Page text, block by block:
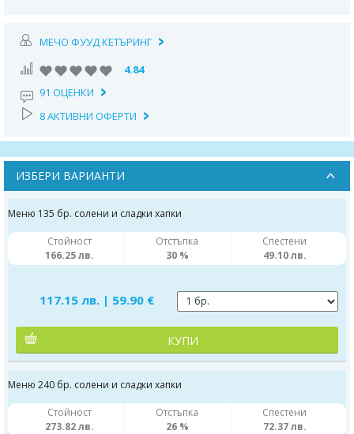
МЕЧО ФУУД КЕТЪРИНГ
4.84
91 ОЦЕНКИ
8 АКТИВНИ ОФЕРТИ
ИЗБЕРИ ВАРИАНТИ
Меню 135 бр. солени и сладки хапки
Стойност
166.25 лв.
Отстъпка
30 %
Спестени
49.10 лв.
117.15 лв. | 59.90 €
КУПИ
Меню 240 бр. солени и сладки хапки
Стойност
273.82 лв.
Отстъпка
26 %
Спестени
72.37 лв.